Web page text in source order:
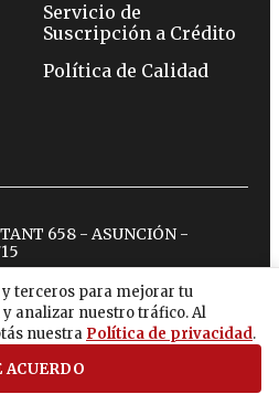
terceros para mejorar tu
analizar nuestro tráfico. Al
nuestra Política de privacidad.
ACUERDO
Servicio de
Suscripción a Crédito
Política de Calidad
658 - ASUNCIÓN -
youtubespotify